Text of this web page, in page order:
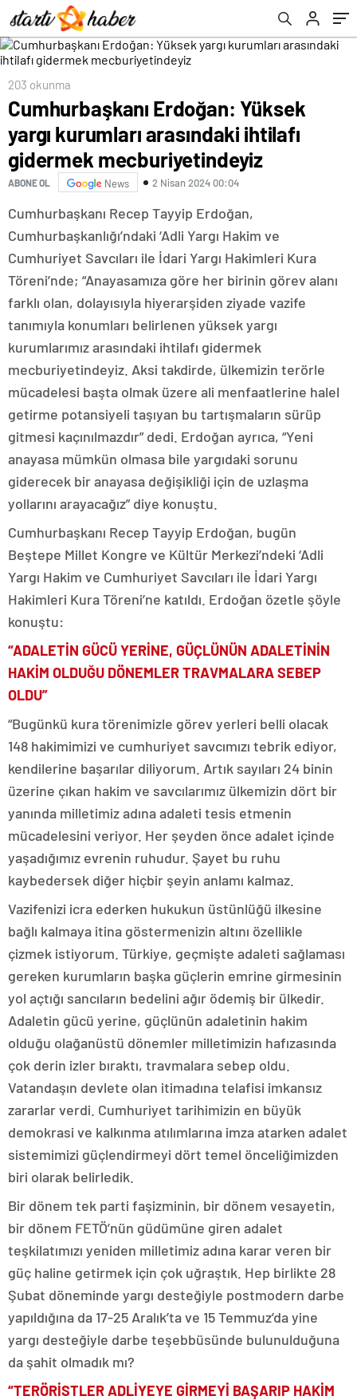
mecburiyetindeyiz
203 okunma
Cumhurbaşkanı Erdoğan: Yüksek
yargı kurumları arasındaki ihtilafı
gidermek mecburiyetindeyiz
ABONE OL News 2 Nisan 2024 00:04
Cumhurbaşkanı Recep Tayyip Erdoğan,
Cumhurbaşkanlığı’ndaki ‘Adli Yargı Hakim ve
Cumhuriyet Savcıları ile İdari Yargı Hakimleri Kura
Töreni’nde; “Anayasamıza göre her birinin görev alanı
farklı olan, dolayısıyla hiyerarşiden ziyade vazife
tanımıyla konumları belirlenen yüksek yargı
kurumlarımız arasındaki ihtilafı gidermek
mecburiyetindeyiz. Aksi takdirde, ülkemizin terörle
mücadelesi başta olmak üzere ali menfaatlerine halel
getirme potansiyeli taşıyan bu tartışmaların sürüp
gitmesi kaçınılmazdır” dedi. Erdoğan ayrıca, “Yeni
anayasa mümkün olmasa bile yargıdaki sorunu
giderecek bir anayasa değişikliği için de uzlaşma
yollarını arayacağız” diye konuştu.
Cumhurbaşkanı Recep Tayyip Erdoğan, bugün
Beştepe Millet Kongre ve Kültür Merkezi’ndeki ‘Adli
Yargı Hakim ve Cumhuriyet Savcıları ile İdari Yargı
Hakimleri Kura Töreni’ne katıldı. Erdoğan özetle şöyle
konuştu:
“ADALETİN GÜCÜ YERİNE, GÜÇLÜNÜN ADALETİNİN
HAKİM OLDUĞU DÖNEMLER TRAVMALARA SEBEP
OLDU”
“Bugünkü kura törenimizle görev yerleri belli olacak
148 hakimimizi ve cumhuriyet savcımızı tebrik ediyor,
kendilerine başarılar diliyorum. Artık sayıları 24 binin
üzerine çıkan hakim ve savcılarımız ülkemizin dört bir
yanında milletimiz adına adaleti tesis etmenin
mücadelesini veriyor. Her şeyden önce adalet içinde
yaşadığımız evrenin ruhudur. Şayet bu ruhu
kaybedersek diğer hiçbir şeyin anlamı kalmaz.
Vazifenizi icra ederken hukukun üstünlüğü ilkesine
bağlı kalmaya itina göstermenizin altını özellikle
çizmek istiyorum. Türkiye, geçmişte adaleti sağlaması
gereken kurumların başka güçlerin emrine girmesinin
yol açtığı sancıların bedelini ağır ödemiş bir ülkedir.
Adaletin gücü yerine, güçlünün adaletinin hakim
olduğu olağanüstü dönemler milletimizin hafızasında
çok derin izler bıraktı, travmalara sebep oldu.
Vatandaşın devlete olan itimadına telafisi imkansız
zararlar verdi. Cumhuriyet tarihimizin en büyük
demokrasi ve kalkınma atılımlarına imza atarken adalet
sistemimizi güçlendirmeyi dört temel önceliğimizden
biri olarak belirledik.
Bir dönem tek parti faşizminin, bir dönem vesayetin,
bir dönem FETÖ’nün güdümüne giren adalet
teşkilatımızı yeniden milletimiz adına karar veren bir
güç haline getirmek için çok uğraştık. Hep birlikte 28
Şubat döneminde yargı desteğiyle postmodern darbe
yapıldığına da 17-25 Aralık’ta ve 15 Temmuz’da yine
yargı desteğiyle darbe teşebbüsünde bulunulduğuna
da şahit olmadık mı?
“TERÖRİSTLER ADLİYEYE GİRMEYİ BAŞARIP HAKİM